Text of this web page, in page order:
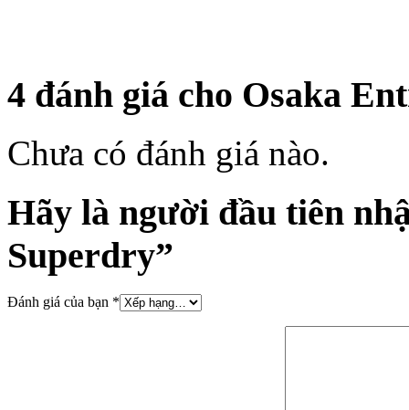
4 đánh giá cho Osaka
Chưa có đánh giá nào.
Hãy là người đầu tiên
Superdry”
Đánh giá của bạn *